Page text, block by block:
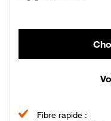
Fibre rapide :